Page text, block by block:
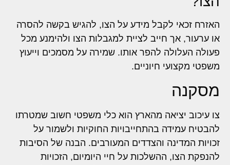
האזרח זכאי לקבל מידע על הצו, להגיש בקשה להסרה
או ערעור, אך חייב לציית למגבלות הצו ולהימנע מכל
פעולה העלולה להפר אותו. שמירה על מסמכים וייעוץ
משפטי מקצועי חיוניים.
מסקנה
צו עיכוב יציאה מהארץ הוא כלי משפטי חשוב שמטרתו
להבטיח עמידה בהתחייבויות החוקיות ולשמור על
זכויות המדינה והצדדים המעורבים. הבנה של הסיבות
להנפקת הצו, ההשלכות על חיי היומיום, הזכויות